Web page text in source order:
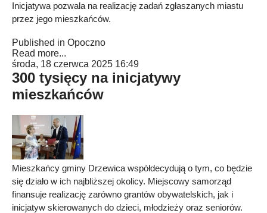
Inicjatywa pozwala na realizację zadań zgłaszanych miastu
przez jego mieszkańców.
Published in Opoczno
Read more...
środa, 18 czerwca 2025 16:49
300 tysięcy na inicjatywy
mieszkańców
Mieszkańcy gminy Drzewica współdecydują o tym, co będzie
się działo w ich najbliższej okolicy. Miejscowy samorząd
finansuje realizację zarówno grantów obywatelskich, jak i
inicjatyw skierowanych do dzieci, młodzieży oraz seniorów.